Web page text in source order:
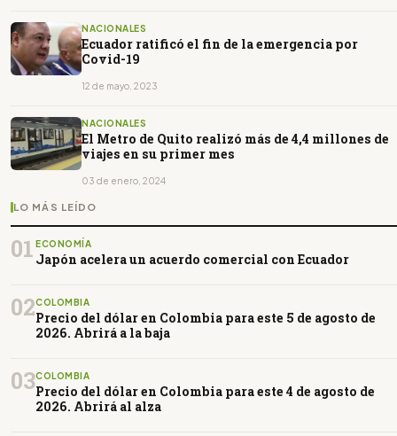
NACIONALES
Ecuador ratificó el fin de la emergencia por
Covid-19
12 de mayo, 2023
NACIONALES
El Metro de Quito realizó más de 4,4 millones de
viajes en su primer mes
03 de enero, 2024
LO MÁS LEÍDO
01 ECONOMÍA
Japón acelera un acuerdo comercial con Ecuador
02COLOMBIA
Precio del dólar en Colombia para este 5 de agosto de
2026. Abrirá a la baja
03COLOMBIA
Precio del dólar en Colombia para este 4 de agosto de
2026. Abrirá al alza